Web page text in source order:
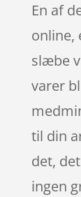
En af
online,
slæbe
varer
til din
det,
ingen